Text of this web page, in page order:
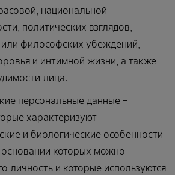
национальной
политических взглядов,
философских убеждений,
и интимной жизни, а также
лица.
персональные данные –
характеризуют
и биологические особенности
которых можно
личность и которые используются